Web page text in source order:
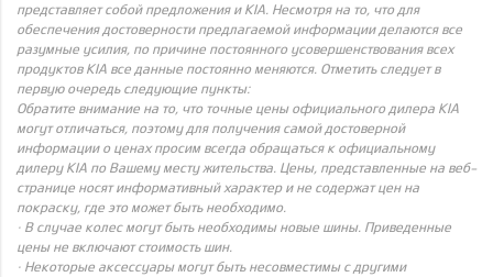
представляет собой предложения и KIA. Несмотря на то, что для
обеспечения достоверности предлагаемой информации делаются все
разумные усилия, по причине постоянного усовершенствования всех
продуктов KIA все данные постоянно меняются. Отметить следует в
первую очередь следующие пункты:
Обратите внимание на то, что точные цены официального дилера KIA
могут отличаться, поэтому для получения самой достоверной
информации о ценах просим всегда обращаться к официальному
дилеру KIA по Вашему месту жительства. Цены, представленные на веб-
странице носят информативный характер и не содержат цен на
покраску, где это может быть необходимо.
· В случае колес могут быть необходимы новые шины. Приведенные
цены не включают стоимость шин.
· Некоторые аксессуары могут быть несовместимы с другими